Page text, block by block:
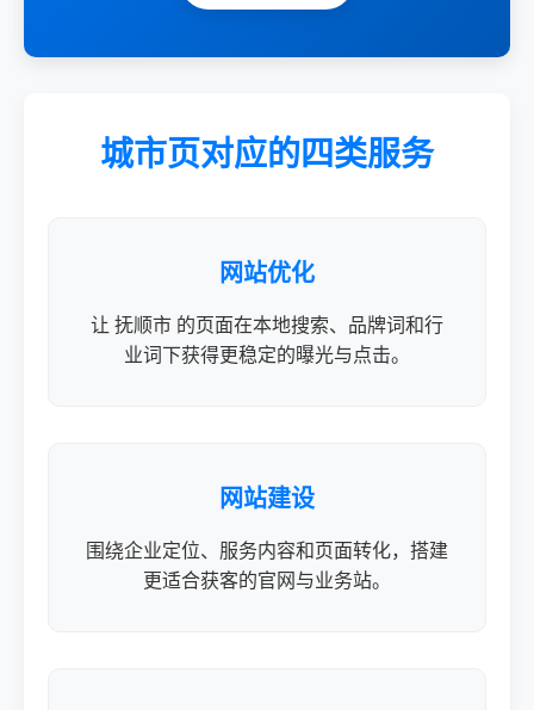
城市页对应的四类服务
网站优化
让 抚顺市 的页面在本地搜索、品牌词和行
业词下获得更稳定的曝光与点击。
网站建设
围绕企业定位、服务内容和页面转化，搭建
更适合获客的官网与业务站。